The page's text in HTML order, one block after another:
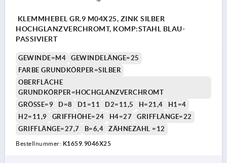
KLEMMHEBEL GR.9 M04X25, ZINK SILBER
HOCHGLANZVERCHROMT, KOMP:STAHL BLAU-
PASSIVIERT
GEWINDE=M4
GEWINDELÄNGE=25
FARBE GRUNDKÖRPER=SILBER
OBERFLÄCHE
GRUNDKÖRPER=HOCHGLANZVERCHROMT
GRÖSSE=9
D=8 D1=11 D2=11,5 H=21,4
H1=4
H2=11,9
GRIFFHÖHE=24 H4=27
GRIFFLÄNGE=22
GRIFFLÄNGE=27,7
B=6,4 ZÄHNEZAHL =12
Bestellnummer: K1659.9046X25